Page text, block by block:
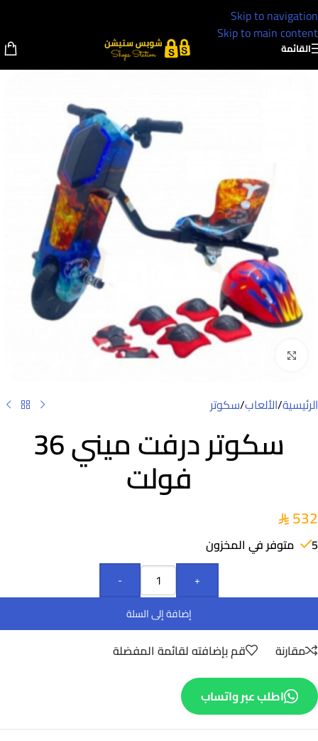
Skip to navigation
Skip to main content
القائمة
الرئيسية/الألعاب/سكوتر
سكوتر درفت ميني 36
فولت
532
5 متوفر في المخزون
-
+
إضافة إلى السلة
مقارنة قم بإضافته لقائمة المفضلة
اطلب عبر واتساب